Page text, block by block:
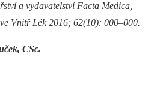
a vydavatelství Facta Medica,
Vnitř Lék 2016; 62(10): 000–000.
CSc.